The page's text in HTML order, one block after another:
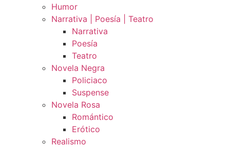
Humor
Narrativa | Poesía | Teatro
Narrativa
Poesía
Teatro
Novela Negra
Policiaco
Suspense
Novela Rosa
Romántico
Erótico
Realismo